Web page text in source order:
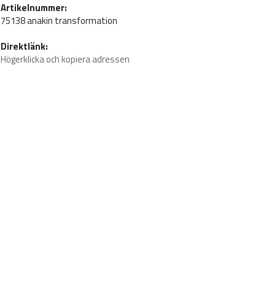
Artikelnummer:
75138 anakin transformation
Direktlänk:
Högerklicka och kopiera adressen